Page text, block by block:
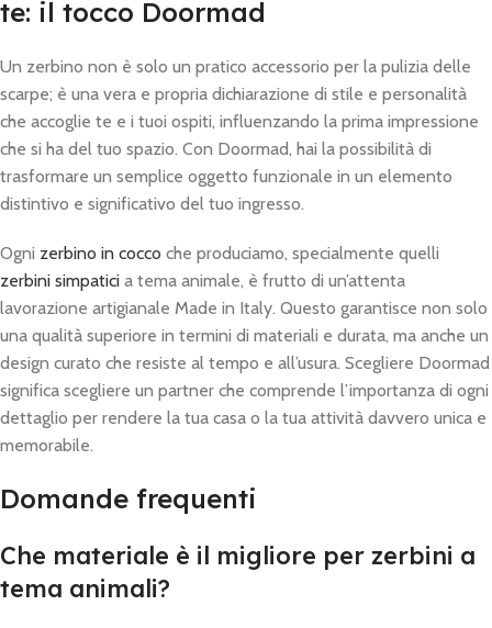
te: il tocco Doormad
Un zerbino non è solo un pratico accessorio per la pulizia delle
scarpe; è una vera e propria dichiarazione di stile e personalità
che accoglie te e i tuoi ospiti, influenzando la prima impressione
che si ha del tuo spazio. Con Doormad, hai la possibilità di
trasformare un semplice oggetto funzionale in un elemento
distintivo e significativo del tuo ingresso.
Ogni zerbino in cocco che produciamo, specialmente quelli
zerbini simpatici a tema animale, è frutto di un’attenta
lavorazione artigianale Made in Italy. Questo garantisce non solo
una qualità superiore in termini di materiali e durata, ma anche un
design curato che resiste al tempo e all’usura. Scegliere Doormad
significa scegliere un partner che comprende l’importanza di ogni
dettaglio per rendere la tua casa o la tua attività davvero unica e
memorabile.
Domande frequenti
Che materiale è il migliore per zerbini a
tema animali?